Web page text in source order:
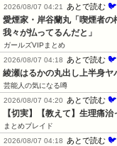
2026/08/07 04:21
あとで読む
愛煙家・岸谷蘭丸「喫煙者
我々が払ってるんだと」
ガールズVIPまとめ
2026/08/07 04:18
あとで読む
綾瀬はるかの丸出し上半身
芸能人の気になる噂
2026/08/07 04:20
あとで読む
【切実】【教えて】生理痛
まとめブレイド
2026/08/07 04:18
あとで読む